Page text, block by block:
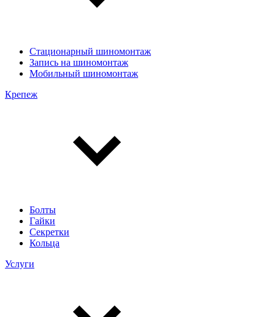
Стационарный шиномонтаж
Запись на шиномонтаж
Мобильный шиномонтаж
Крепеж
Болты
Гайки
Секретки
Кольца
Услуги